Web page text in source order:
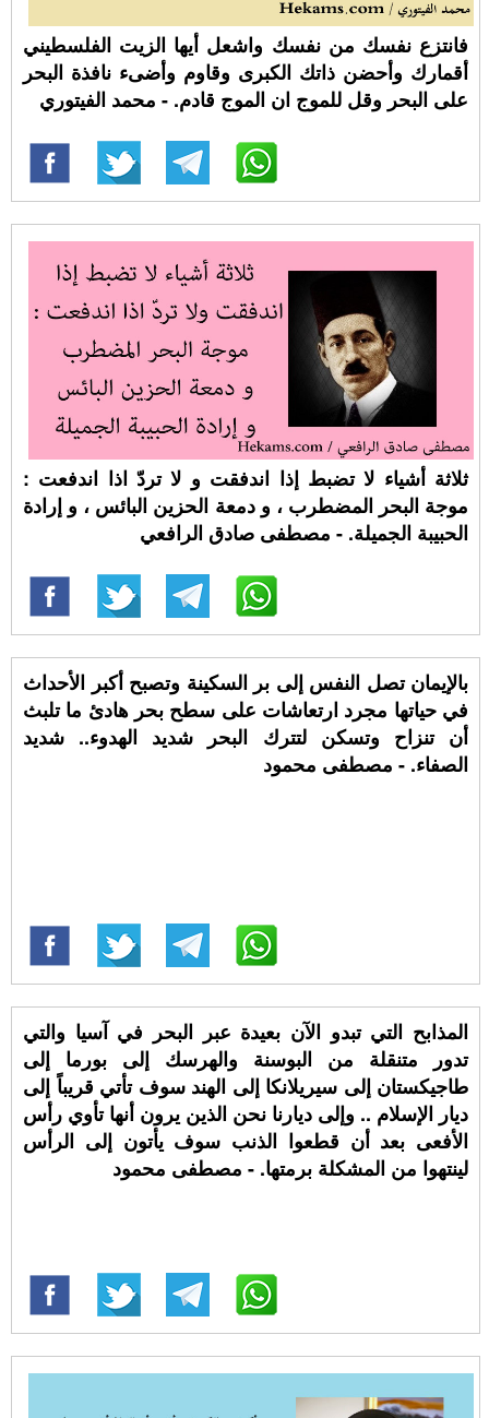
فانتزع نفسك من نفسك واشعل أيها الزيت الفلسطيني
أقمارك وأحضن ذاتك الكبرى وقاوم وأضىء نافذة البحر
على البحر وقل للموج ان الموج قادم. - محمد الفيتوري
ثلاثة أشياء لا تضبط إذا اندفقت و لا تردّ اذا اندفعت :
موجة البحر المضطرب ، و دمعة الحزين البائس ، و إرادة
الحبيبة الجميلة. - مصطفى صادق الرافعي
باﻹيمان تصل النفس إلى بر السكينة وتصبح أكبر اﻷحداث
في حياتها مجرد ارتعاشات على سطح بحر هادئ ما تلبث
أن تنزاح وتسكن لتترك البحر شديد الهدوء.. شديد
الصفاء. - مصطفى محمود
المذابح التي تبدو الآن بعيدة عبر البحر في آسيا والتي
تدور متنقلة من البوسنة والهرسك إلى بورما إلى
طاجيكستان إلى سيريلانكا إلى الهند سوف تأتي قريباً إلى
ديار الإسلام .. وإلى ديارنا نحن الذين يرون أنها تأوي رأس
الأفعى بعد أن قطعوا الذنب سوف يأتون إلى الرأس
لينتهوا من المشكلة برمتها. - مصطفى محمود